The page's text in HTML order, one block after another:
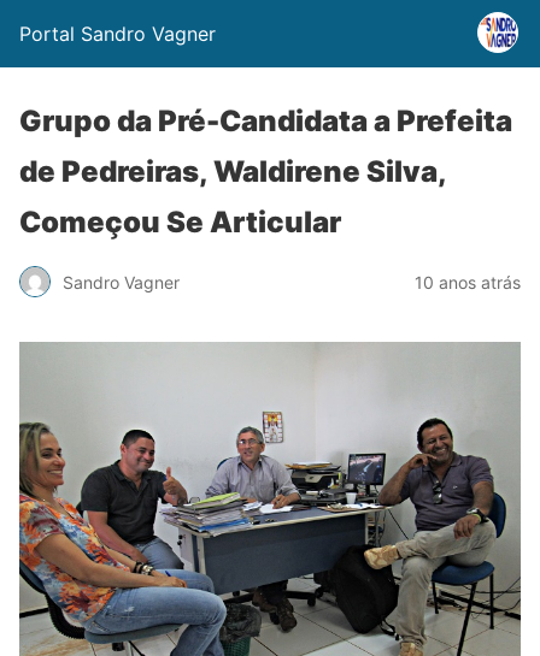
Portal Sandro Vagner
Grupo da Pré-Candidata a Prefeita
de Pedreiras, Waldirene Silva,
Começou Se Articular
Sandro Vagner 10 anos atrás